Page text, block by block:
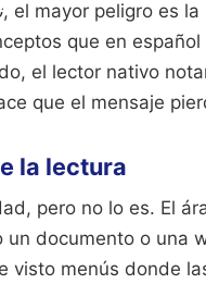
, el mayor peligro es
que en
el lector nativo
que el mensaje
la lectura
pero no lo es. El
un documento o una
visto menús donde